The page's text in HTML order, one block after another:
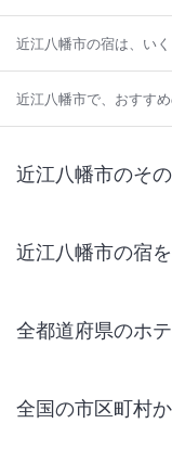
近江八幡市の宿は、い
近江八幡市で、おすす
近江八幡市のそ
近江八幡市の宿
全都道府県のホ
全国の市区町村